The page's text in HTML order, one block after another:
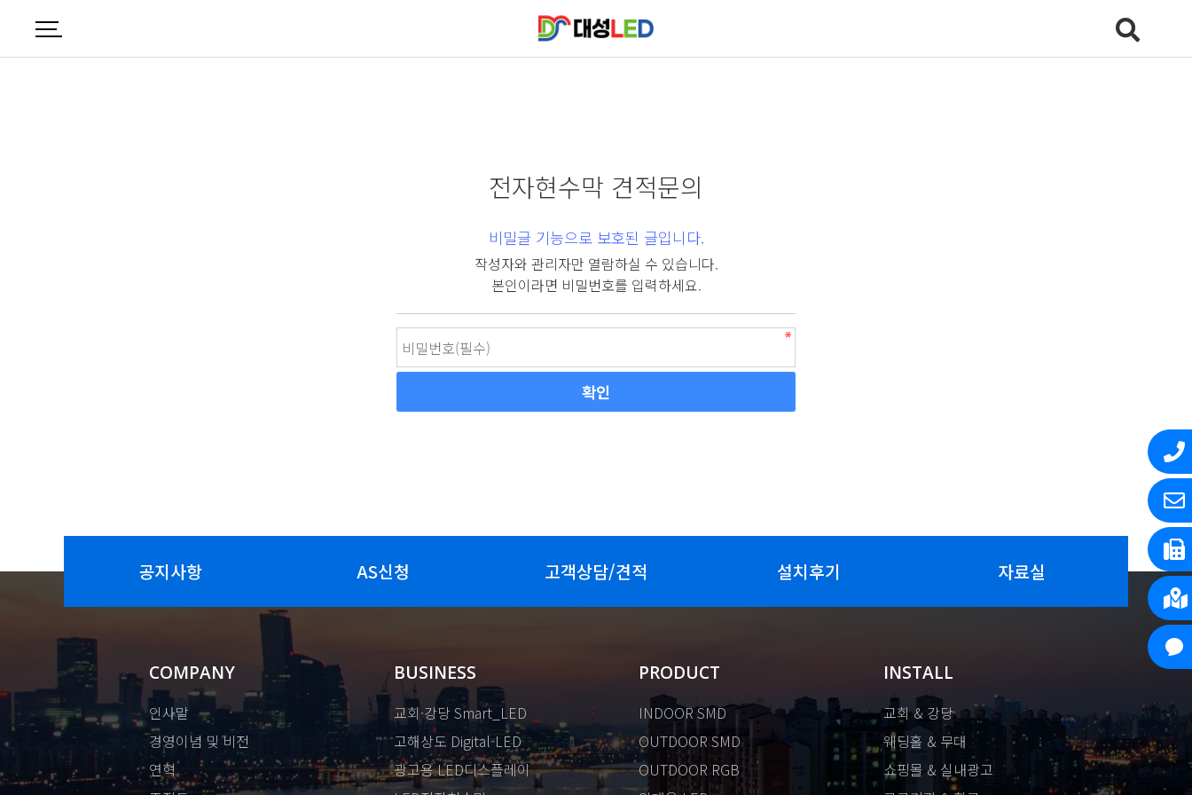
전자현수막 견적문의
비밀글 기능으로 보호된 글입니다.
작성자와 관리자만 열람하실 수 있습니다.
본인이라면 비밀번호를 입력하세요.
공지사항 AS신청 고객상담/견적 설치후기 자료실
COMPANY
인사말
경영이념 및 비전
연혁
BUSINESS
교회·강당 Smart_LED
고해상도 Digital-LED
광고용 LED디스플레이
PRODUCT
INDOOR SMD
OUTDOOR SMD
OUTDOOR RGB
INSTALL
교회 & 강당
웨딩홀 & 무대
쇼핑몰 & 실내광고